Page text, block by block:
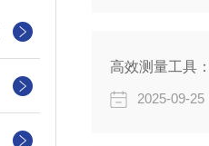
高效测量工具
2025-09-25